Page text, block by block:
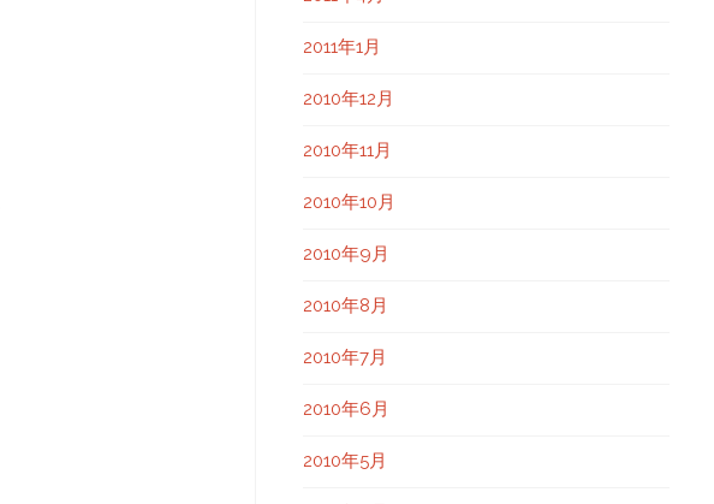
2011年1月
2010年12月
2010年11月
2010年10月
2010年9月
2010年8月
2010年7月
2010年6月
2010年5月